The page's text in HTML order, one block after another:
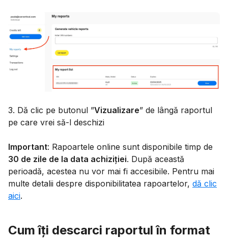
3. Dă clic pe butonul ”Vizualizare” de lângă raportul
pe care vrei să-l deschizi
Important: Rapoartele online sunt disponibile timp de
30 de zile de la data achiziției. După această
perioadă, acestea nu vor mai fi accesibile. Pentru mai
multe detalii despre disponibilitatea rapoartelor, dă clic
aici.
Cum îți descarci raportul în format